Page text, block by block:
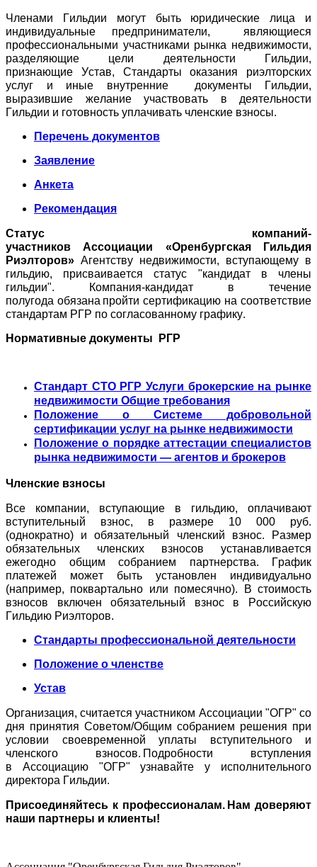
Членами Гильдии могут быть юридические лица и
индивидуальные предприниматели, являющиеся
профессиональными участниками рынка недвижимости,
разделяющие цели деятельности Гильдии,
признающие Устав, Стандарты оказания риэлторских
услуг и иные внутренние документы Гильдии,
выразившие желание участвовать в деятельности
Гильдии и готовность уплачивать членские взносы.
Перечень документов
Заявление
Анкета
Рекомендация
Статус компаний-
участниковАссоциации «Оренбургская Гильдия
Риэлторов» Агентству недвижимости, вступающему в
гильдию, присваивается статус "кандидат в члены
гильдии". Компания-кандидат в течение
полугода обязана пройти сертификацию на соответствие
стандартам РГР по согласованному графику.
Нормативные документы РГР
Стандарт СТО РГР Услуги брокерские на рынке
недвижимости Общие требования
Положение о Системе добровольной
сертификации услуг на рынке недвижимости
Положение о порядке аттестации специалистов
рынка недвижимости — агентов и брокеров
Членские взносы
Все компании, вступающие в гильдию, оплачивают
вступительный взнос, в размере 10 000 руб.
(однократно) и обязательный членский взнос. Размер
обязательных членских взносов устанавливается
ежегодно общим собранием партнерства. График
платежей может быть установлен индивидуально
(например, поквартально или помесячно). В стоимость
взносов включен обязательный взнос в Российскую
Гильдию Риэлторов.
Стандарты профессиональной деятельности
Положение о членстве
Устав
Организация, считается участником Ассоциации "ОГР" со
дня принятия Советом/Общим собранием решения при
условии своевременной уплаты вступительного и
членского взносов. Подробности вступления
в Ассоциацию "ОГР" узнавайте у исполнительного
директора Гильдии.
Присоединяйтесь к профессионалам. Нам доверяют
наши партнеры и клиенты!